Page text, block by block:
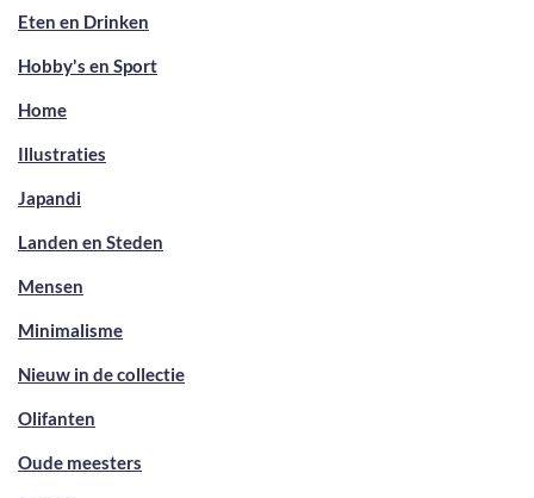
Eten en Drinken
Hobby's en Sport
Home
Illustraties
Japandi
Landen en Steden
Mensen
Minimalisme
Nieuw in de collectie
Olifanten
Oude meesters